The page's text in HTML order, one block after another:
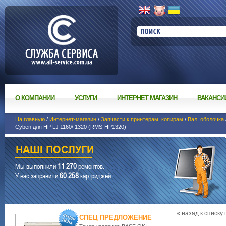
О КОМПАНИИ УСЛУГИ ИНТЕРНЕТ МАГАЗИН
На главную / Интернет-магазин / Запчасти к принтерам, копирам / Вал, оболочка
Cyben для HP LJ 1160/ 1320 (RMS-HP1320)
Мы выполнили11 270ремонтов.
У нас заправили60 258картриджей.
« назад к списку
СПЕЦ ПРЕДЛОЖЕНИЕ